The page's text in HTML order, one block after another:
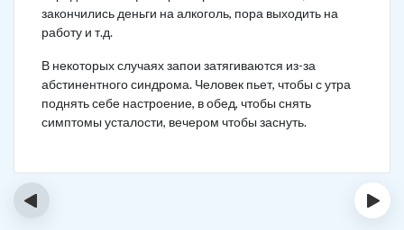
закончились деньги на алкоголь, пора выходить на
работу и т.д.
В некоторых случаях запои затягиваются из-за
абстинентного синдрома. Человек пьет, чтобы с утра
поднять себе настроение, в обед, чтобы снять
симптомы усталости, вечером чтобы заснуть.
‹ ›